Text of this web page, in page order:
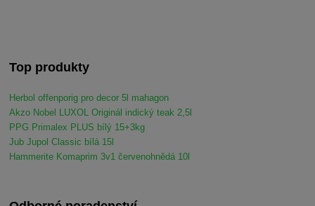
Top produkty
Herbol offenporig pro decor 5l mahagon
Akzo Nobel LUXOL Originál indický teak 2,5l
PPG Primalex PLUS bílý 15+3kg
Jub Jupol Classic bílá 15l
Hammerite Komaprim 3v1 červenohnědá 10l